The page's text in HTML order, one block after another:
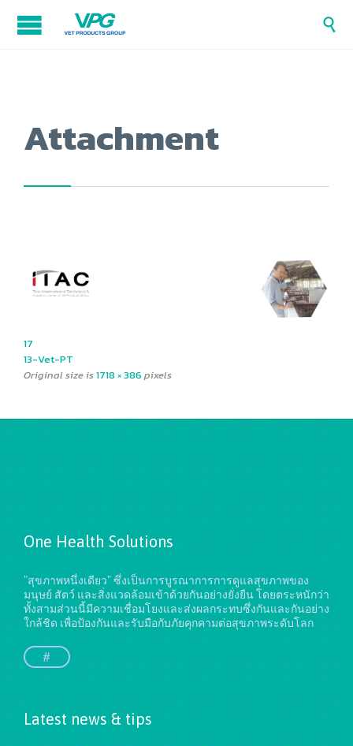

Attachment
17
13-Vet-PT
Original size is1718 × 386 pixels
One Health Solutions
"สุขภาพหนึ่งเดียว" ซึ่งเป็นการบูรณาการการดูแลสุขภาพของ
มนุษย์ สัตว์ และสิ่งแวดล้อมเข้าด้วยกันอย่างยั่งยืนโดยตระหนักว่า
ทั้งสามส่วนนี้มีความเชื่อมโยงและส่งผลกระทบซึ่งกันและกันอย่าง
ใกล้ชิด เพื่อป้องกันและรับมือกับภัยคุกคามต่อสุขภาพระดับโลก
#
Latest news & tips